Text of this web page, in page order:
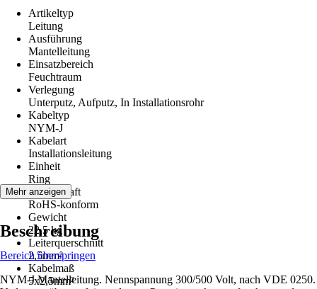
Artikeltyp
Leitung
Ausführung
Mantelleitung
Einsatzbereich
Feuchtraum
Verlegung
Unterputz, Aufputz, In Installationsrohr
Kabeltyp
NYM-J
Kabelart
Installationsleitung
Einheit
Ring
Eigenschaft
RoHS-konform
Gewicht
22,5 kg
Leiterquerschnitt
2,5mm²
Kabelmaß
5x2,5mm²
Mehr anzeigen
Beschreibung
Bereich überspringen
NYM-J Mantelleitung. Nennspannung 300/500 Volt, nach VDE 0250.